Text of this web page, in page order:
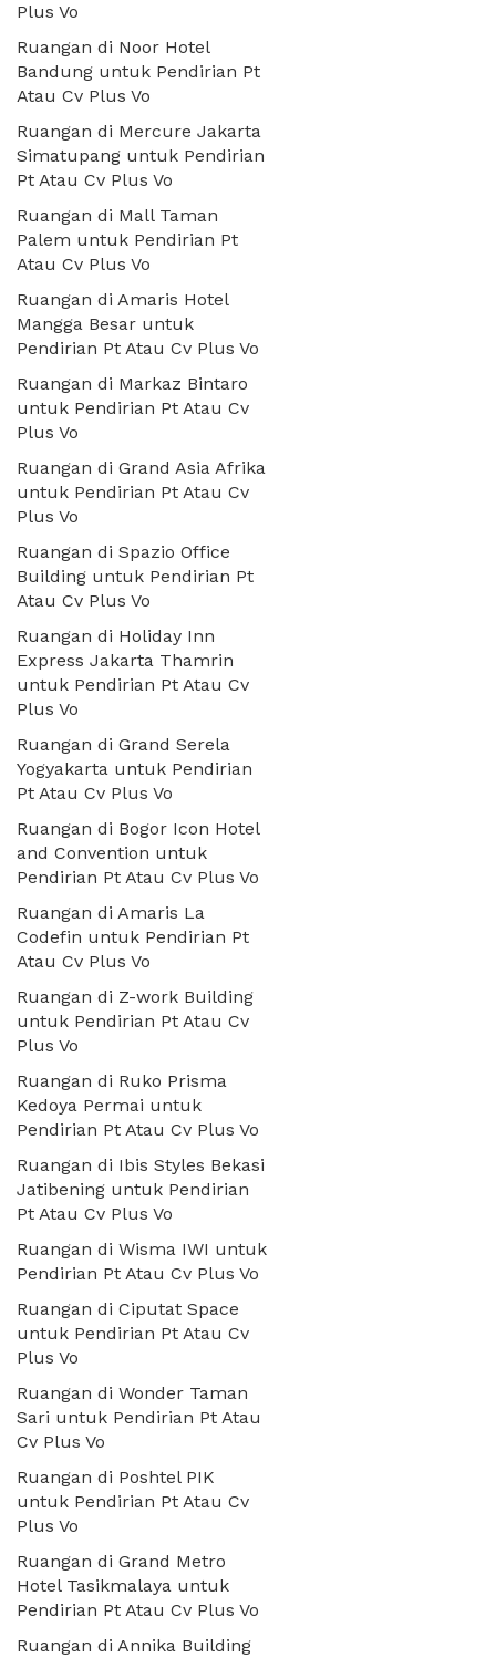
Plus Vo
Ruangan di Noor Hotel
Bandung untuk Pendirian Pt
Atau Cv Plus Vo
Ruangan di Mercure Jakarta
Simatupang untuk Pendirian
Pt Atau Cv Plus Vo
Ruangan di Mall Taman
Palem untuk Pendirian Pt
Atau Cv Plus Vo
Ruangan di Amaris Hotel
Mangga Besar untuk
Pendirian Pt Atau Cv Plus Vo
Ruangan di Markaz Bintaro
untuk Pendirian Pt Atau Cv
Plus Vo
Ruangan di Grand Asia Afrika
untuk Pendirian Pt Atau Cv
Plus Vo
Ruangan di Spazio Office
Building untuk Pendirian Pt
Atau Cv Plus Vo
Ruangan di Holiday Inn
Express Jakarta Thamrin
untuk Pendirian Pt Atau Cv
Plus Vo
Ruangan di Grand Serela
Yogyakarta untuk Pendirian
Pt Atau Cv Plus Vo
Ruangan di Bogor Icon Hotel
and Convention untuk
Pendirian Pt Atau Cv Plus Vo
Ruangan di Amaris La
Codefin untuk Pendirian Pt
Atau Cv Plus Vo
Ruangan di Z-work Building
untuk Pendirian Pt Atau Cv
Plus Vo
Ruangan di Ruko Prisma
Kedoya Permai untuk
Pendirian Pt Atau Cv Plus Vo
Ruangan di Ibis Styles Bekasi
Jatibening untuk Pendirian
Pt Atau Cv Plus Vo
Ruangan di Wisma IWI untuk
Pendirian Pt Atau Cv Plus Vo
Ruangan di Ciputat Space
untuk Pendirian Pt Atau Cv
Plus Vo
Ruangan di Wonder Taman
Sari untuk Pendirian Pt Atau
Cv Plus Vo
Ruangan di Poshtel PIK
untuk Pendirian Pt Atau Cv
Plus Vo
Ruangan di Grand Metro
Hotel Tasikmalaya untuk
Pendirian Pt Atau Cv Plus Vo
Ruangan di Annika Building